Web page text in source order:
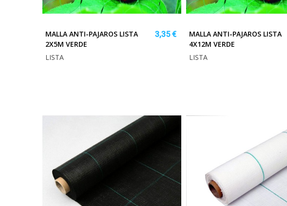
MALLA ANTI-PAJAROS LISTA
2X5M VERDE
3,35 €
LISTA
MALLA ANTI-PAJAROS LISTA
4X12M VERDE
LISTA